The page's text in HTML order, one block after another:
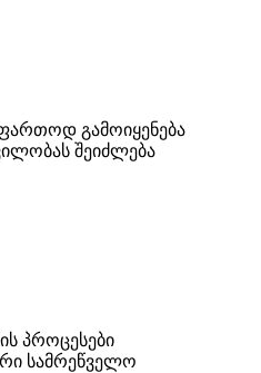
გამოიყენება
შეიძლება
პროცესები
სამრეწველო